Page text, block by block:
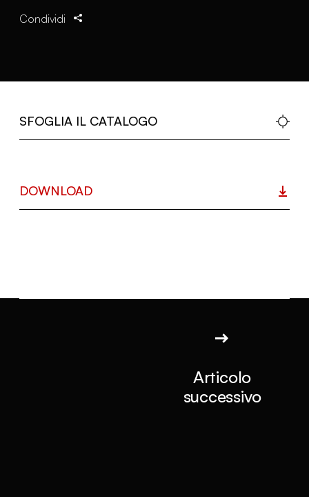
Condividi
SFOGLIA IL CATALOGO
DOWNLOAD
Articolo
successivo